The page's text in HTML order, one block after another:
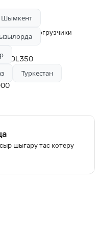
погрузчики
DL350
шыгару тас котеру
Шымкент
Туркестан